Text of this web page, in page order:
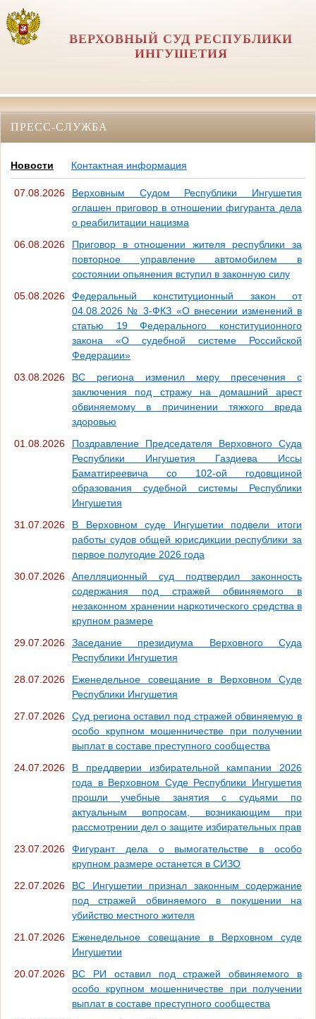
ВЕРХОВНЫЙ СУД РЕСПУБЛИКИ
ИНГУШЕТИЯ
ПРЕСС-СЛУЖБА
Новости Контактная информация
07.08.2026
Верховным Судом Республики Ингушетия
оглашен приговор в отношении фигуранта дела
о реабилитации нацизма
06.08.2026
Приговор в отношении жителя республики за
повторное управление автомобилем в
состоянии опьянения вступил в законную силу
05.08.2026
Федеральный конституционный закон от
04.08.2026 № 3-ФКЗ «О внесении изменений в
статью 19 Федерального конституционного
закона «О судебной системе Российской
Федерации»
03.08.2026
ВС региона изменил меру пресечения с
заключения под стражу на домашний арест
обвиняемому в причинении тяжкого вреда
здоровью
01.08.2026
Поздравление Председателя Верховного Суда
Республики Ингушетия Газдиева Иссы
Баматгиреевича со 102-ой годовщиной
образования судебной системы Республики
Ингушетия
31.07.2026
В Верховном суде Ингушетии подвели итоги
работы судов общей юрисдикции республики за
первое полугодие 2026 года
30.07.2026
Апелляционный суд подтвердил законность
содержания под стражей обвиняемого в
незаконном хранении наркотического средства в
крупном размере
29.07.2026
Заседание президиума Верховного Суда
Республики Ингушетия
28.07.2026
Еженедельное совещание в Верховном Суде
Республики Ингушетия
27.07.2026
Суд региона оставил под стражей обвиняемую в
особо крупном мошенничестве при получении
выплат в составе преступного сообщества
24.07.2026
В преддверии избирательной кампании 2026
года в Верховном Суде Республики Ингушетия
прошли учебные занятия с судьями по
актуальным вопросам, возникающим при
рассмотрении дел о защите избирательных прав
23.07.2026
Фигурант дела о вымогательстве в особо
крупном размере останется в СИЗО
22.07.2026
ВС Ингушетии признал законным содержание
под стражей обвиняемого в покушении на
убийство местного жителя
21.07.2026
Еженедельное совещание в Верховном суде
Ингушетии
20.07.2026
ВС РИ оставил под стражей обвиняемого в
особо крупном мошенничестве при получении
выплат в составе преступного сообщества